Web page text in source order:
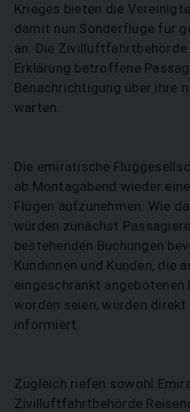
Krieges bieten die
damit nun Sonderflüge für
an. Die
Erklärung betroffene
Benachrichtigung über ihre
warten.
Die emiratische
ab Montagabend wieder
Flügen aufzunehmen. Wie
würden zunächst
bestehenden Buchungen
Kundinnen und Kunden, die
eingeschränkt angebotenen
worden seien, würden
informiert.
Zugleich riefen sowohl
Zivilluftfahrtbehörde